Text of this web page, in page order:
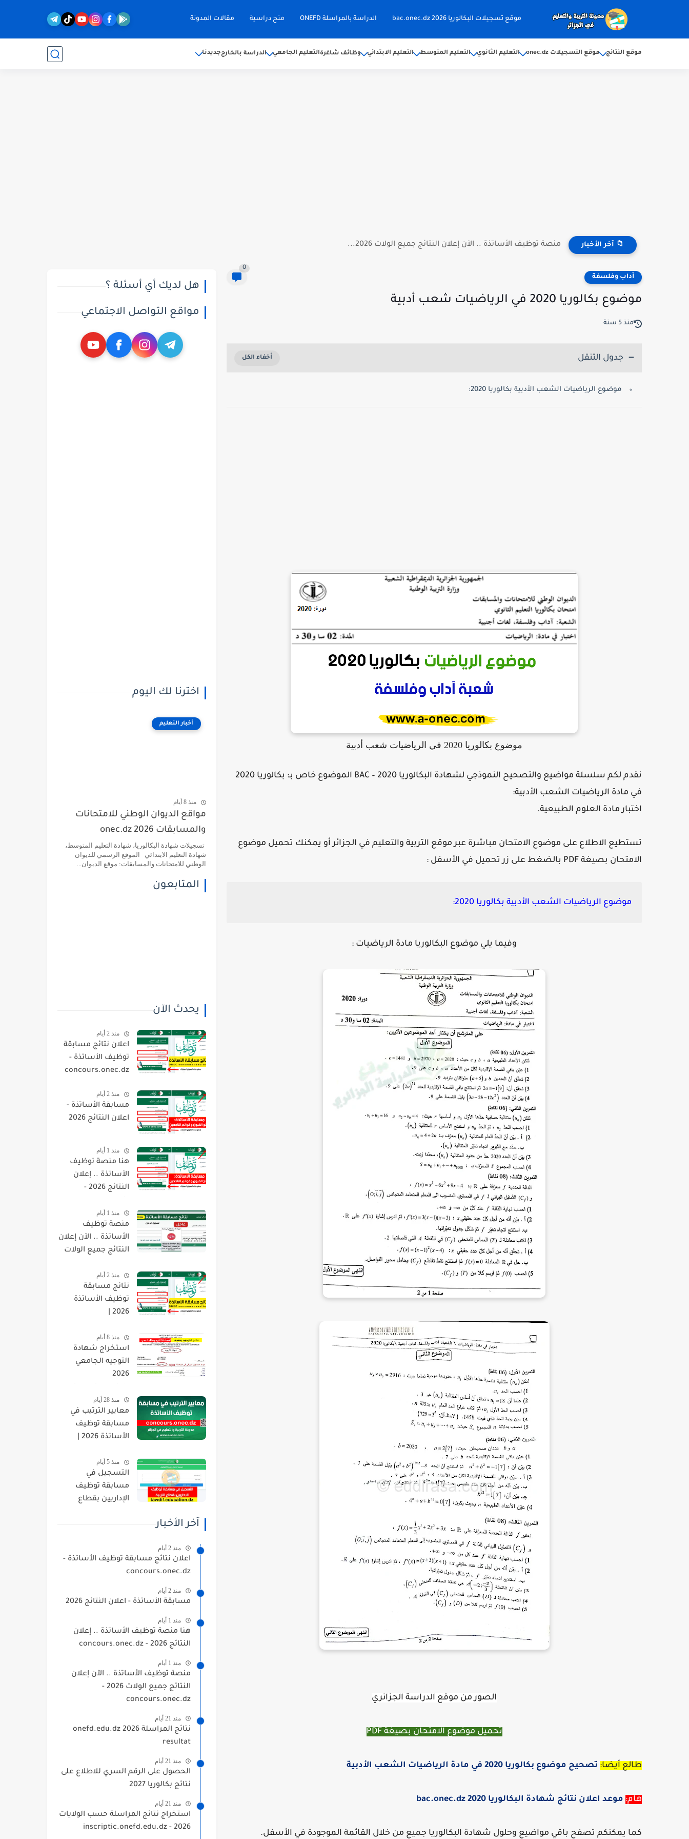
موقع تسجيلات البكالوريا 2026 bac.onec.dz الدراسة بالمراسلة ONEFD منح دراسية مقالات المدونة
موقع النتائج موقع التسجيلات onec.dz التعليم الثانوي التعليم المتوسط التعليم الابتدائي وظائف شاغرةالتعليم الجامعي الدراسة بالخارججديدنا
📁 آخر الأخبار منصة توظيف الأساتذة .. الآن إعلان النتائج جميع الولات 2026...
آداب وفلسفة
0
موضوع بكالوريا 2020 في الرياضيات شعب أدبية
منذ 5 سنة
جدول التنقل
موضوع الرياضيات الشعب الأدبية بكالوريا 2020:
موضوع بكالوريا 2020 في الرياضيات شعب أدبية
نقدم لكم سلسلة مواضيع والتصحيح النموذجي لشهادة البكالوريا 2020 – BAC الموضوع خاص بـ: بكالوريا 2020
في مادة الرياضيات الشعب الأدبية:
اختبار مادة العلوم الطبيعية.
تستطيع الاطلاع على موضوع الامتحان مباشرة عبر موقع التربية والتعليم في الجزائر أو يمكنك تحميل موضوع
الامتحان بصيغة PDF بالضغط على زر تحميل في الأسفل :
موضوع الرياضيات الشعب الأدبية بكالوريا 2020:
وفيما يلي موضوع البكالوريا مادة الرياضيات :
الصور من موقع الدراسة الجزائري
تحميل موضوع الامتحان بصيغة PDF
طالع أيضا: تصحيح موضوع بكالوريا 2020 في مادة الرياضيات الشعب الأدبية
هام: موعد اعلان نتائج شهادة البكالوريا 2020 bac.onec.dz
كما يمكنكم تصفح باقي مواضيع وحلول شهادة البكالوريا جميع من خلال القائمة الموجودة في الأسفل.
هل لديك أي أسئلة ؟
مواقع التواصل الاجتماعي
اخترنا لك اليوم
أخبار التعليم
منذ 8 أيام
مواقع الديوان الوطني للامتحانات
والمسابقات 2026 onec.dz
تسجيلات شهادة البكالوريا، شهادة التعليم المتوسط،
شهادة التعليم الابتدائي الموقع الرسمي للديوان
الوطني للامتحانات والمسابقات: موقع الديوان...
المتابعون
يحدث الآن
منذ 2 أيام
اعلان نتائج مسابقة
توظيف الأساتذة -
concours.onec.dz
منذ 2 أيام
مسابقة الأساتذة -
اعلان النتائج 2026
منذ 1 أيام
هنا منصة توظيف
الأساتذة .. إعلان
النتائج 2026 -
منذ 1 أيام
منصة توظيف
الأساتذة .. الآن إعلان
النتائج جميع الولات
concours.onec.dz
منذ 2 أيام
نتائج مسابقة
توظيف الأساتذة
résultat
منذ 8 أيام
استخراج شهادة
التوجيه الجامعي
2026
منذ 28 أيام
معايير الترتيب في
مسابقة توظيف
منذ 5 أيام
التسجيل في
مسابقة توظيف
الإداريين بقطاع
آخر الأخبار
منذ 2 أيام
اعلان نتائج مسابقة توظيف الأساتذة -
concours.onec.dz
منذ 2 أيام
مسابقة الأساتذة - اعلان النتائج 2026
منذ 1 أيام
هنا منصة توظيف الأساتذة .. إعلان
النتائج 2026 - concours.onec.dz
منذ 1 أيام
منصة توظيف الأساتذة .. الآن إعلان
النتائج جميع الولات 2026 -
concours.onec.dz
منذ 21 أيام
نتائج المراسلة 2026 onefd.edu.dz
resultat
منذ 21 أيام
الحصول على الرقم السري للاطلاع على
نتائج بكالوريا 2027
منذ 21 أيام
استخراج نتائج المراسلة حسب الولايات
2026 - inscriptic.onefd.edu.dz